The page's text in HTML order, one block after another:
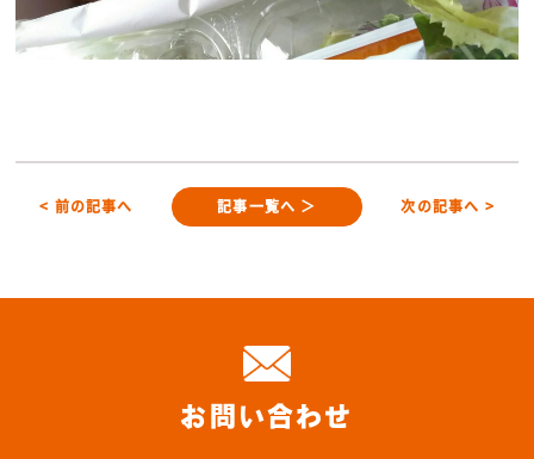
< 前の記事へ 記事一覧へ ＞ 次の記事へ >
お問い合わせ